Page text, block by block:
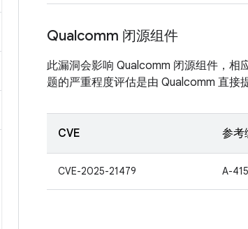
Qualcomm 闭源组件
此漏洞会影响 Qualcomm 闭源组件，相
题的严重程度评估是由 Qualcomm 直接
CVE 参考
CVE-2025-21479 A-